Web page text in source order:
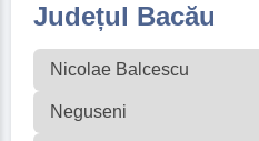
Județul Bacău
Nicolae Balcescu
Neguseni